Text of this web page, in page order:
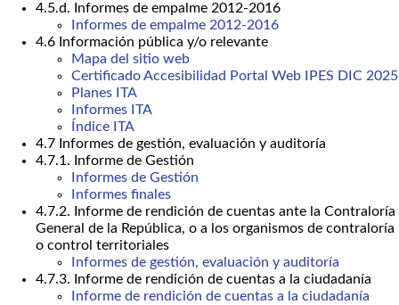
4.5.d. Informes de empalme 2012-2016
Informes de empalme 2012-2016
4.6 Información pública y/o relevante
Mapa del sitio web
Certificado Accesibilidad Portal Web IPES DIC 2025
Planes ITA
Informes ITA
Índice ITA
4.7 Informes de gestión, evaluación y auditoría
4.7.1. Informe de Gestión
Informes de Gestión
Informes finales
4.7.2. Informe de rendición de cuentas ante la Contraloría
General de la República, o a los organismos de contraloría
o control territoriales
Informes de gestión, evaluación y auditoría
4.7.3. Informe de rendición de cuentas a la ciudadanía
Informe de rendición de cuentas a la ciudadanía